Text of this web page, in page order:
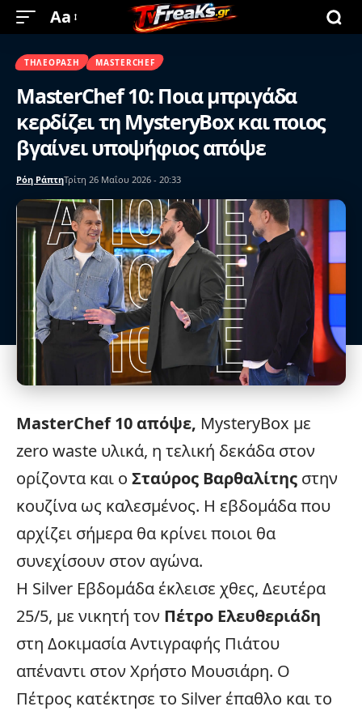
Aa
ΤΗΛΕΌΡΑΣΗ MASTERCHEF
MasterChef 10: Ποια μπριγάδα
κερδίζει τη MysteryBox και ποιος
βγαίνει υποψήφιος απόψε
Ρόη ΡάπτηΤρίτη 26 Μαΐου 2026 - 20:33
MasterChef10 απόψε, MysteryBox με
zero waste υλικά, η τελική δεκάδα στον
ορίζοντα και ο Σταύρος Βαρθαλίτης στην
κουζίνα ως καλεσμένος. Η εβδομάδα που
αρχίζει σήμερα θα κρίνει ποιοι θα
συνεχίσουν στον αγώνα.
Η Silver Εβδομάδα έκλεισε χθες, Δευτέρα
25/5, με νικητή τον Πέτρο Ελευθεριάδη
στη Δοκιμασία Αντιγραφής Πιάτου
απέναντι στον Χρήστο Μουσιάρη. Ο
Πέτρος κατέκτησε το Silver έπαθλο και το